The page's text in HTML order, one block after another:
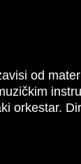
od
orkestar.